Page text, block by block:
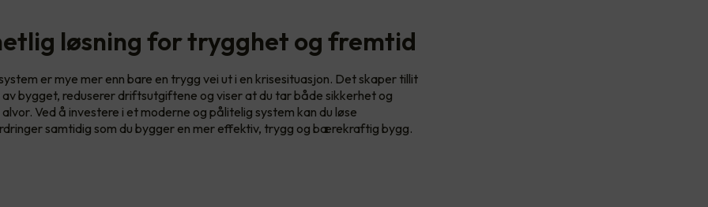
løsning for trygghet og fremtid
er mye mer enn bare en trygg vei ut i en krisesituasjon. Det skaper tillit
bygget, reduserer driftsutgiftene og viser at du tar både sikkerhet og
Ved å investere i et moderne og pålitelig system kan du løse
samtidig som du bygger en mer effektiv, trygg og bærekraftig bygg.